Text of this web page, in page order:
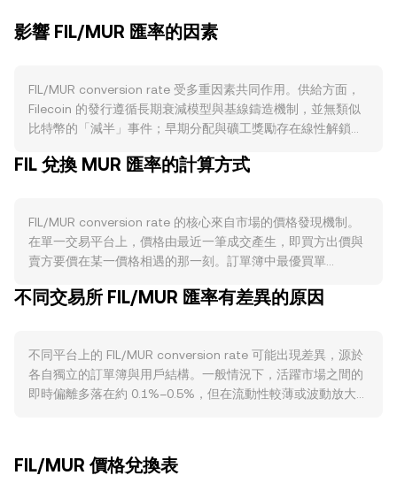
影響 FIL/MUR 匯率的因素
FIL/MUR conversion rate 受多重因素共同作用。供給方面，
Filecoin 的發行遵循長期衰減模型與基線鑄造機制，並無類似
比特幣的「減半」事件；早期分配與礦工獎勵存在線性解鎖與
費用會被銷毀，存儲提供者與經濟參與者需鎖定押金與保證
需求越強；檔案檢索市場、資料備份與企業合作落地會提升使
用強度；FVM（Filecoin Virtual Machine）帶來的智慧合約、
生態應用與跨鏈資產流動也可能擴大 FIL 的用途，進而影響需
性；同時，MUR 的強弱、當地利率與全球風險偏好變化，會透
規、與資料主權或跨境數據規範的變動，都可能影響 FIL 的可
獲取性與需求，進而反映在 FIL/MUR。技術層面，永續合約資
金費率的正負與幅度會導致現貨與合約間的基差變化；期權到
加影響 FIL/MUR conversion rate。
FIL 兌換 MUR 匯率的計算方式
FIL/MUR conversion rate 的核心來自市場的價格發現機制。
在單一交易平台上，價格由最近一筆成交產生，即買方出價與
賣方要價在某一價格相遇的那一刻。訂單簿中最優買單
易區間；而兩者均值可視為中間價，用於參考報價。跨多個平
Volume_i，較大成交量的市場對結果影響更大。在進行簡單換
算時，若實時報價為某一 FIL/MUR conversion rate，則 MUR
數值 = FIL 數量 × 該 rate，反之 FIL 數量 = MUR 數值 / 該
定乘積關係，在任一時點的池中價格可近似為 price = y/x；大
型兌換會改變池內資產比例，從而推動價格滑動。綜合而言，
不同交易所 FIL/MUR 匯率有差異的原因
不同平台上的 FIL/MUR conversion rate 可能出現差異，源於
各自獨立的訂單簿與用戶結構。一般情況下，活躍市場之間的
即時偏離多落在約 0.1%–0.5%，但在流動性較薄或波動放大的
價，例如當地合規要求、入出金渠道、以及對去中心化存儲類
FIL/MUR 價格兌換表